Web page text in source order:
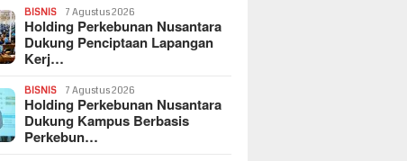
BISNIS 7 Agustus 2026
Holding Perkebunan Nusantara
Dukung Penciptaan Lapangan
Kerj…
BISNIS 7 Agustus 2026
Holding Perkebunan Nusantara
Dukung Kampus Berbasis
Perkebun…